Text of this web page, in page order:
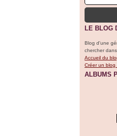
LE BLOG
Blog d'une
chercher
Accueil du
Créer un blog
ALBUMS